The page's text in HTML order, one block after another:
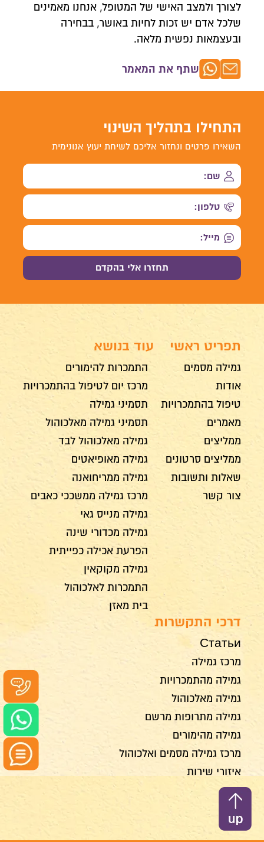
לצורך ולמצב האישי של המטופל, אנחנו מאמינים
שלכל אדם יש זכות לחיות באושר, בבחירה
ובעצמאות נפשית מלאה.
שתף את המאמר
התחילו בתהליך השינוי
השאירו פרטים ונחזור אליכם לשיחת יעוץ אנונימית
תפריט ראשי
גמילה מסמים
אודות
טיפול בהתמכרויות
מאמרים
ממליצים
ממליצים סרטונים
שאלות ותשובות
צור קשר
עוד בנושא
התמכרות להימורים
מרכז יום לטיפול בהתמכרויות
תסמיני גמילה
תסמיני גמילה מאלכוהול
גמילה מאלכוהול לבד
גמילה מאופיאטים
גמילה ממריחואנה
מרכז גמילה ממשככי כאבים
גמילה מנייס גאי
גמילה מכדורי שינה
הפרעת אכילה כפייתית
גמילה מקוקאין
התמכרות לאלכוהול
בית מאזן
דרכי התקשרות
Статьи
מרכז גמילה
גמילה מהתמכרויות
גמילה מאלכוהול
גמילה מתרופות מרשם
גמילה מהימורים
מרכז גמילה מסמים ואלכוהול
איזורי שירות